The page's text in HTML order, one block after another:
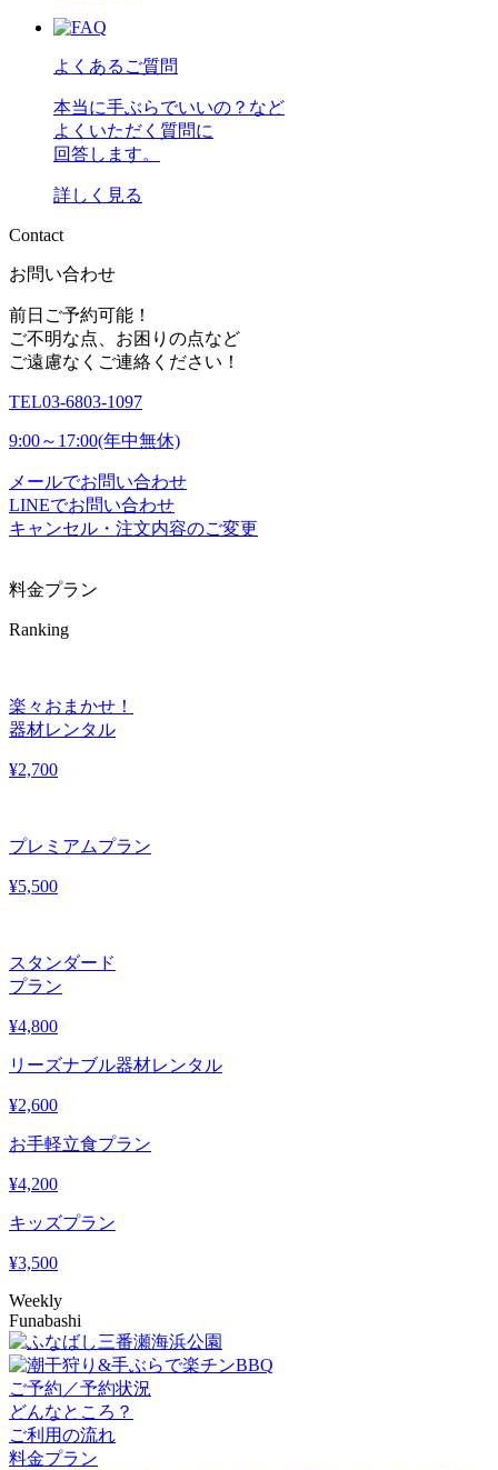
よくあるご質問
本当に手ぶらでいいの？など
よくいただく質問に
回答します。
詳しく見る
Contact
お問い合わせ
前日ご予約可能！
ご不明な点、お困りの点など
ご遠慮なくご連絡ください！
TEL03-6803-1097
9:00～17:00(年中無休)
メールでお問い合わせ
LINEでお問い合わせ
キャンセル・注文内容のご変更
料金プラン
Ranking
楽々おまかせ！
器材レンタル
¥2,700
プレミアムプラン
¥5,500
スタンダード
プラン
¥4,800
リーズナブル器材レンタル
¥2,600
お手軽立食プラン
¥4,200
キッズプラン
¥3,500
Weekly
Funabashi
ご予約／予約状況
どんなところ？
ご利用の流れ
料金プラン